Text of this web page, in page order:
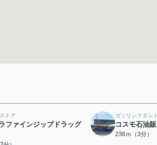
トア
ファインジップドラッグ
ガソリンスタン
コスモ石油
236ｍ（3分）